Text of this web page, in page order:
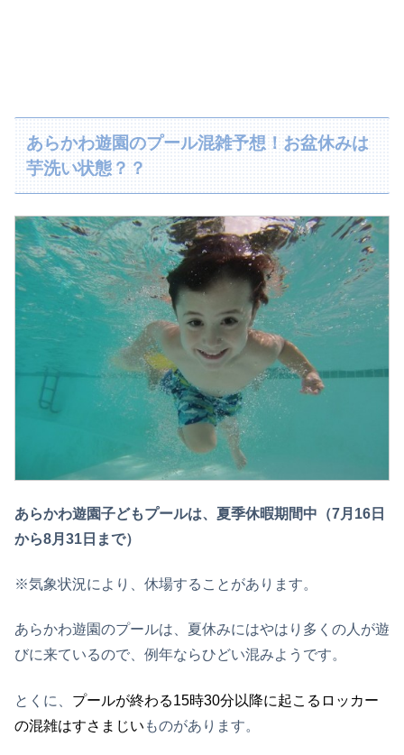
あらかわ遊園のプール混雑予想！お盆休みは
芋洗い状態？？
あらかわ遊園子どもプールは、夏季休暇期間中（7月16日
から8月31日まで）
※気象状況により、休場することがあります。
あらかわ遊園のプールは、夏休みにはやはり多くの人が遊
びに来ているので、例年ならひどい混みようです。
とくに、 プールが終わる15時30分以降に起こるロッカー
の混雑はすさまじい ものがあります。